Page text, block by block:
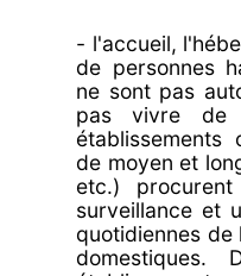
- l'accueil,
de personnes
ne sont pas
pas vivre de
établissements
de moyen et
etc.) procurent
surveillance et
quotidiennes de
domestiques.